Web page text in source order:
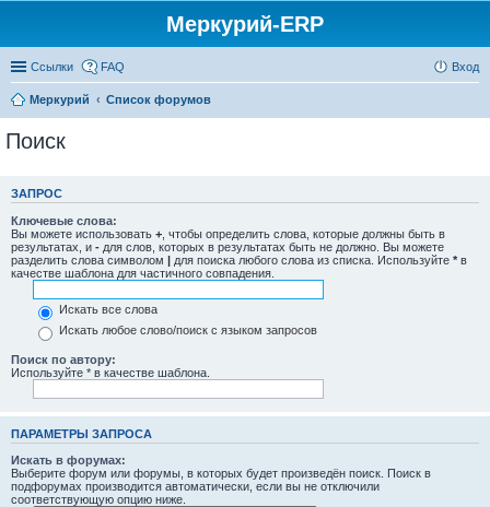
Меркурий-ERP
Ссылки FAQ Вход
Меркурий Список форумов
Поиск
ЗАПРОС
Ключевые слова:
Вы можете использовать + , чтобы определить слова, которые должны быть в
результатах, и - для слов, которых в результатах быть не должно. Вы можете
разделить слова символом | для поиска любого слова из списка. Используйте * в
качестве шаблона для частичного совпадения.
Искать все слова
Искать любое слово/поиск с языком запросов
Поиск по автору:
Используйте * в качестве шаблона.
ПАРАМЕТРЫ ЗАПРОСА
Искать в форумах:
Выберите форум или форумы, в которых будет произведён поиск. Поиск в
подфорумах производится автоматически, если вы не отключили
соответствующую опцию ниже.